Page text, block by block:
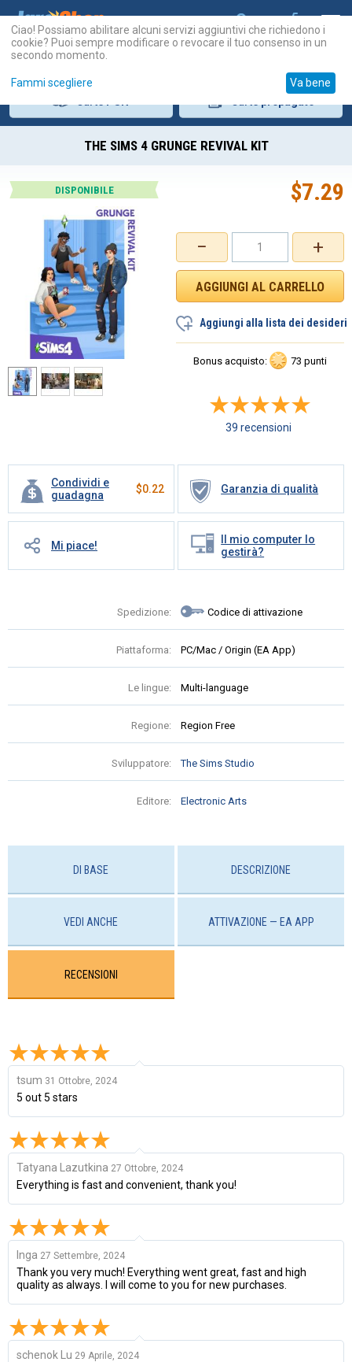
THE SIMS 4 GRUNGE REVIVAL KIT
DISPONIBILE
Condividi e
guadagna
$0.22 Garanzia di qualità
Mi piace!
Il mio computer lo
gestirà?
Spedizione: Codice di attivazione
Piattaforma: PC/Mac / Origin (EA App)
Le lingue: Multi-language
Regione: Region Free
Sviluppatore: The Sims Studio
Editore: Electronic Arts
+
−
$7.29
Aggiungi alla lista dei desideri
Bonus acquisto: 73 punti
39 recensioni
DI BASE DESCRIZIONE
VEDI ANCHE ATTIVAZIONE — EA APP
RECENSIONI
tsum 31 Ottobre, 2024
5 out 5 stars
Tatyana Lazutkina 27 Ottobre, 2024
Everything is fast and convenient, thank you!
Inga 27 Settembre, 2024
Thank you very much! Everything went great, fast and high
quality as always. I will come to you for new purchases.
schenok Lu 29 Aprile, 2024
Ciao! Possiamo abilitare alcuni servizi aggiuntivi che richiedono i
cookie? Puoi sempre modificare o revocare il tuo consenso in un
secondo momento.
Fammi scegliere Va bene